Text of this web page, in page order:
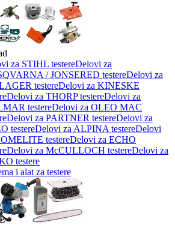
za STIHL testereDelovi za
/ JONSERED testereDelovi za
testereDelovi za KINESKE
Delovi za THORP testereDelovi za
testereDelovi za OLEO MAC
Delovi za PARTNER testereDelovi za
testereDelovi za ALPINA testereDelovi
testereDelovi za ECHO
Delovi za McCULLOCH testereDelovi za
testere
i alat za testere